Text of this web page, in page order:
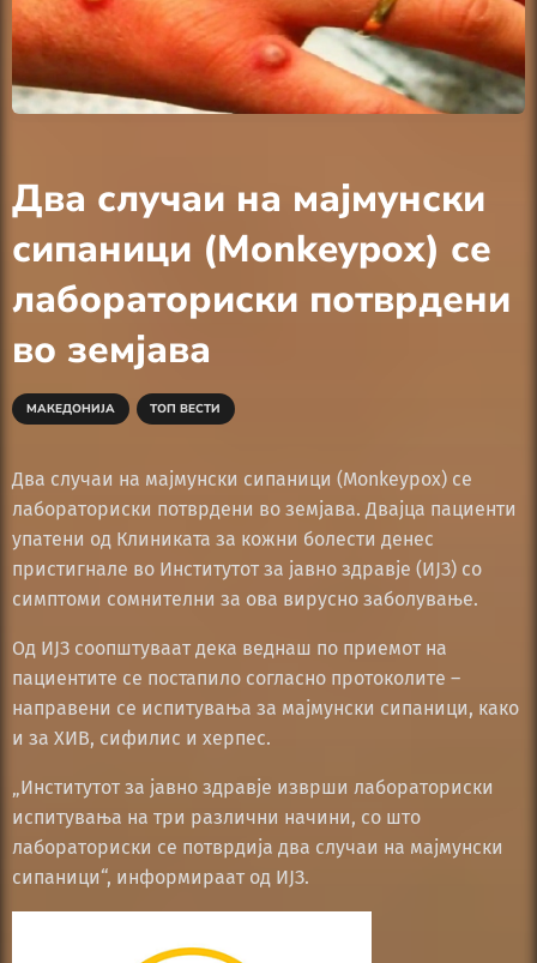
Два случаи на мајмунски
сипаници (Monkeypox) се
лабораториски потврдени
во земјава
МАКЕДОНИЈА ТОП ВЕСТИ
Два случаи на мајмунски сипаници (Monkeypox) се
лабораториски потврдени во земјава. Двајца пациенти
упатени од Клиниката за кожни болести денес
пристигнале во Институтот за јавно здравје (ИЈЗ) со
симптоми сомнителни за ова вирусно заболување.
Од ИЈЗ соопштуваат дека веднаш по приемот на
пациентите се постапило согласно протоколите –
направени се испитувања за мајмунски сипаници, како
и за ХИВ, сифилис и херпес.
„Институтот за јавно здравје изврши лабораториски
испитувања на три различни начини, со што
лабораториски се потврдија два случаи на мајмунски
сипаници“, информираат од ИЈЗ.